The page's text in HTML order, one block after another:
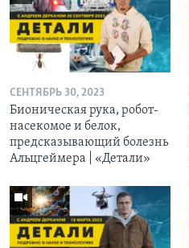
СЕНТЯБРЬ 30, 2023
Бионическая рука, робот-
насекомое и белок,
предсказывающий болезнь
Альцгеймера | «Детали»